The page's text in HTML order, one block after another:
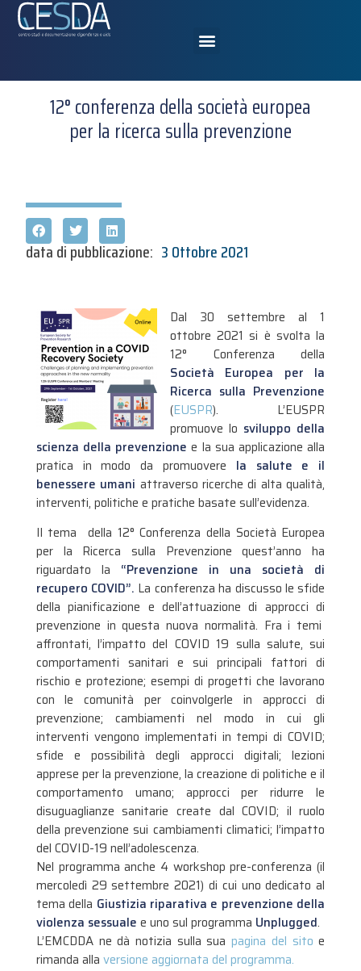
12° conferenza della società europea
per la ricerca sulla prevenzione
data di pubblicazione: 3 Ottobre 2021
Dal 30 settembre al 1
ottobre 2021 si è svolta la
12° Conferenza della
Società Europea per la
Ricerca sulla Prevenzione
(EUSPR). L’EUSPR
promuove lo sviluppo della
scienza della prevenzione e la sua applicazione alla
pratica in modo da promuovere la salute e il
benessere umani attraverso ricerche di alta qualità,
interventi, politiche e pratiche basate sull’evidenza.
Il tema della 12° Conferenza della Società Europea
per la Ricerca sulla Prevenzione quest’anno ha
riguardato la “Prevenzione in una società di
recupero COVID”. La conferenza ha discusso le sfide
della pianificazione e dell’attuazione di approcci di
prevenzione in questa nuova normalità. Fra i temi
affrontati, l’impatto del COVID 19 sulla salute, sui
comportamenti sanitari e sui principali fattori di
rischio e protezione; esempi di progetti che lavorano
con le comunità per coinvolgerle in approcci di
prevenzione; cambiamenti nel modo in cui gli
interventi vengono implementati in tempi di COVID;
sfide e possibilità degli approcci digitali; lezioni
apprese per la prevenzione, la creazione di politiche e il
comportamento umano; approcci per ridurre le
disuguaglianze sanitarie create dal COVID; il ruolo
della prevenzione sui cambiamenti climatici; l’impatto
del COVID-19 nell’adolescenza.
Nel programma anche 4 workshop pre-conferenza (il
mercoledì 29 settembre 2021) di cui uno dedicato al
tema della Giustizia riparativa e prevenzione della
violenza sessuale e uno sul programma Unplugged.
L’EMCDDA ne dà notizia sulla suapagina del sito e
rimanda alla versione aggiornata del programma.